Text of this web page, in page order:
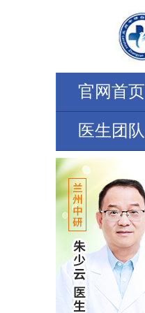
官网首页
医生团队